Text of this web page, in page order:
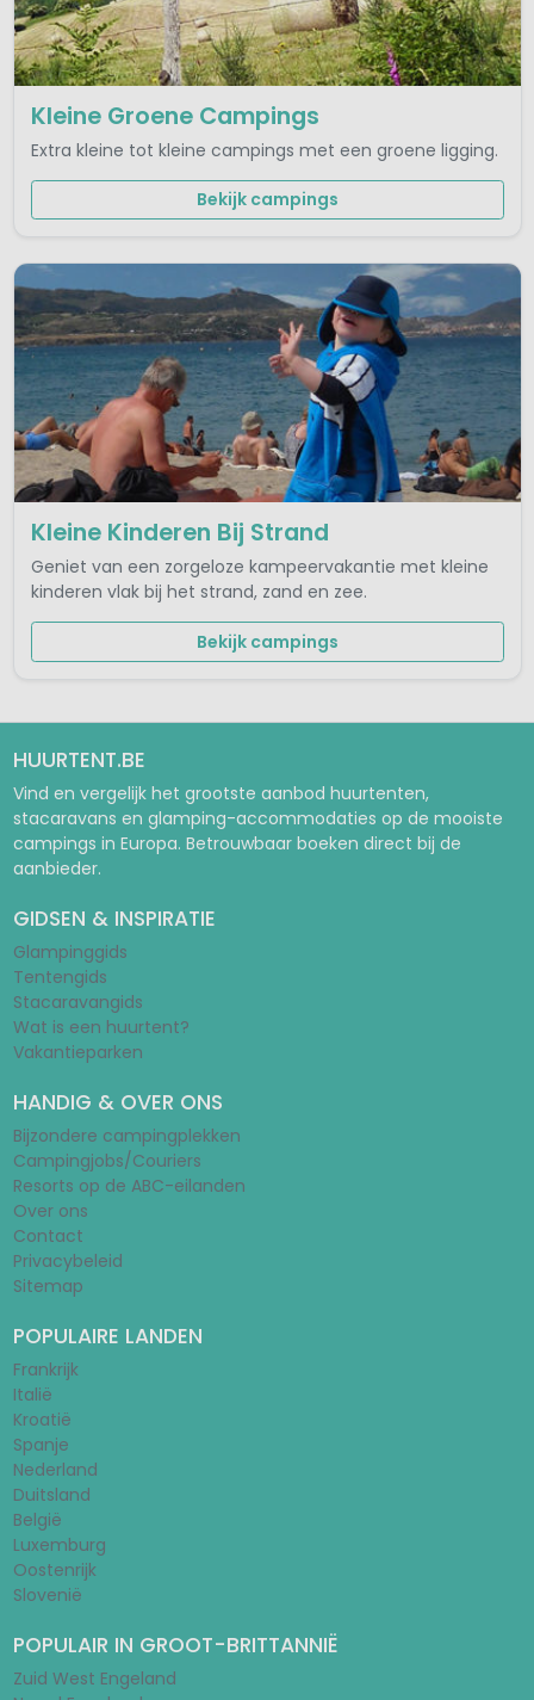
Kleine Groene Campings
Extra kleine tot kleine campings met een groene ligging.
Bekijk campings
Kleine Kinderen Bij Strand
Geniet van een zorgeloze kampeervakantie met kleine
kinderen vlak bij het strand, zand en zee.
Bekijk campings
HUURTENT.BE
Vind en vergelijk het grootste aanbod huurtenten,
stacaravans en glamping-accommodaties op de mooiste
campings in Europa. Betrouwbaar boeken direct bij de
aanbieder.
GIDSEN & INSPIRATIE
Glampinggids
Tentengids
Stacaravangids
Wat is een huurtent?
Vakantieparken
HANDIG & OVER ONS
Bijzondere campingplekken
Campingjobs/Couriers
Resorts op de ABC-eilanden
Over ons
Contact
Privacybeleid
Sitemap
POPULAIRE LANDEN
Frankrijk
Italië
Kroatië
Spanje
Nederland
Duitsland
België
Luxemburg
Oostenrijk
Slovenië
POPULAIR IN GROOT-BRITTANNIË
Zuid West Engeland